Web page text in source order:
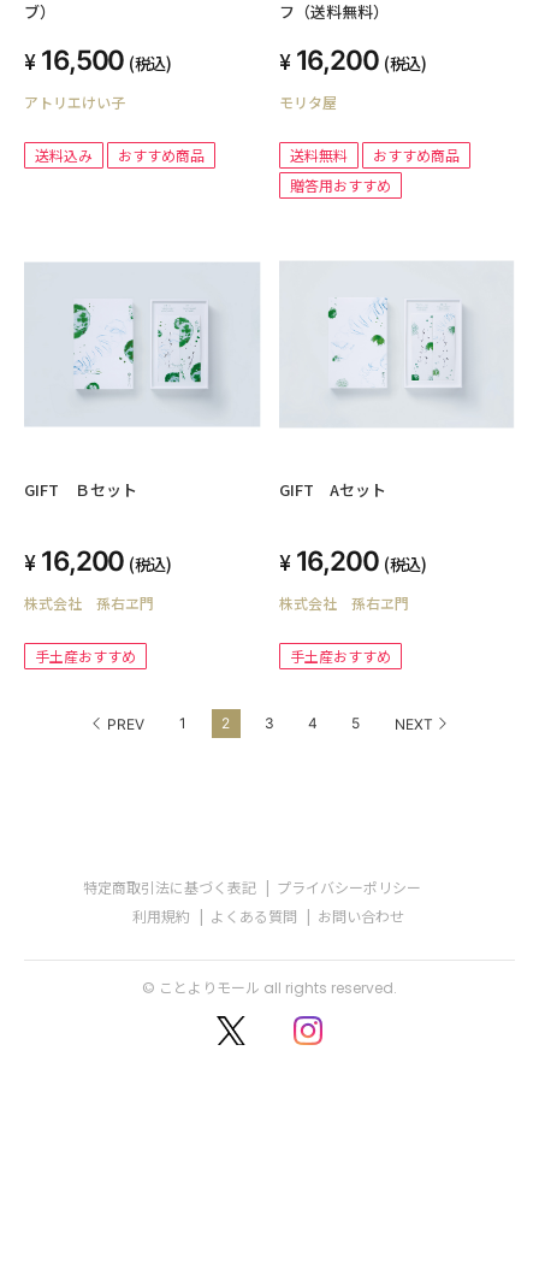
ブ）
16,500 (税込)
アトリエけい子
送料込み おすすめ商品
フ（送料無料）
16,200 (税込)
モリタ屋
送料無料
おすすめ商品
贈答用おすすめ
GIFT Ｂセット
16,200 (税込)
株式会社 孫右ヱ門
手土産おすすめ
GIFT Aセット
16,200 (税込)
株式会社 孫右ヱ門
手土産おすすめ
PREV 1 2 3 4 5 NEXT
特定商取引法に基づく表記
プライバシーポリシー
利用規約
よくある質問 お問い合わせ
© ことよりモール all rights reserved.